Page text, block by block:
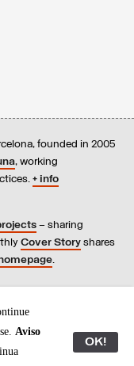
founded in 2005
, working
+ info
– sharing
Cover Story shares
.
, and read our
Aviso
OK!